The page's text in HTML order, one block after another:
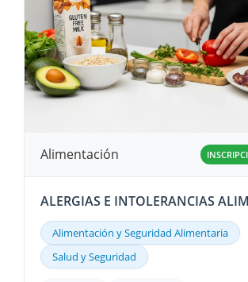
Alimentación
ALERGIAS E INTOLERANCIAS
Alimentación y Seguridad Alimentaria
Salud y Seguridad